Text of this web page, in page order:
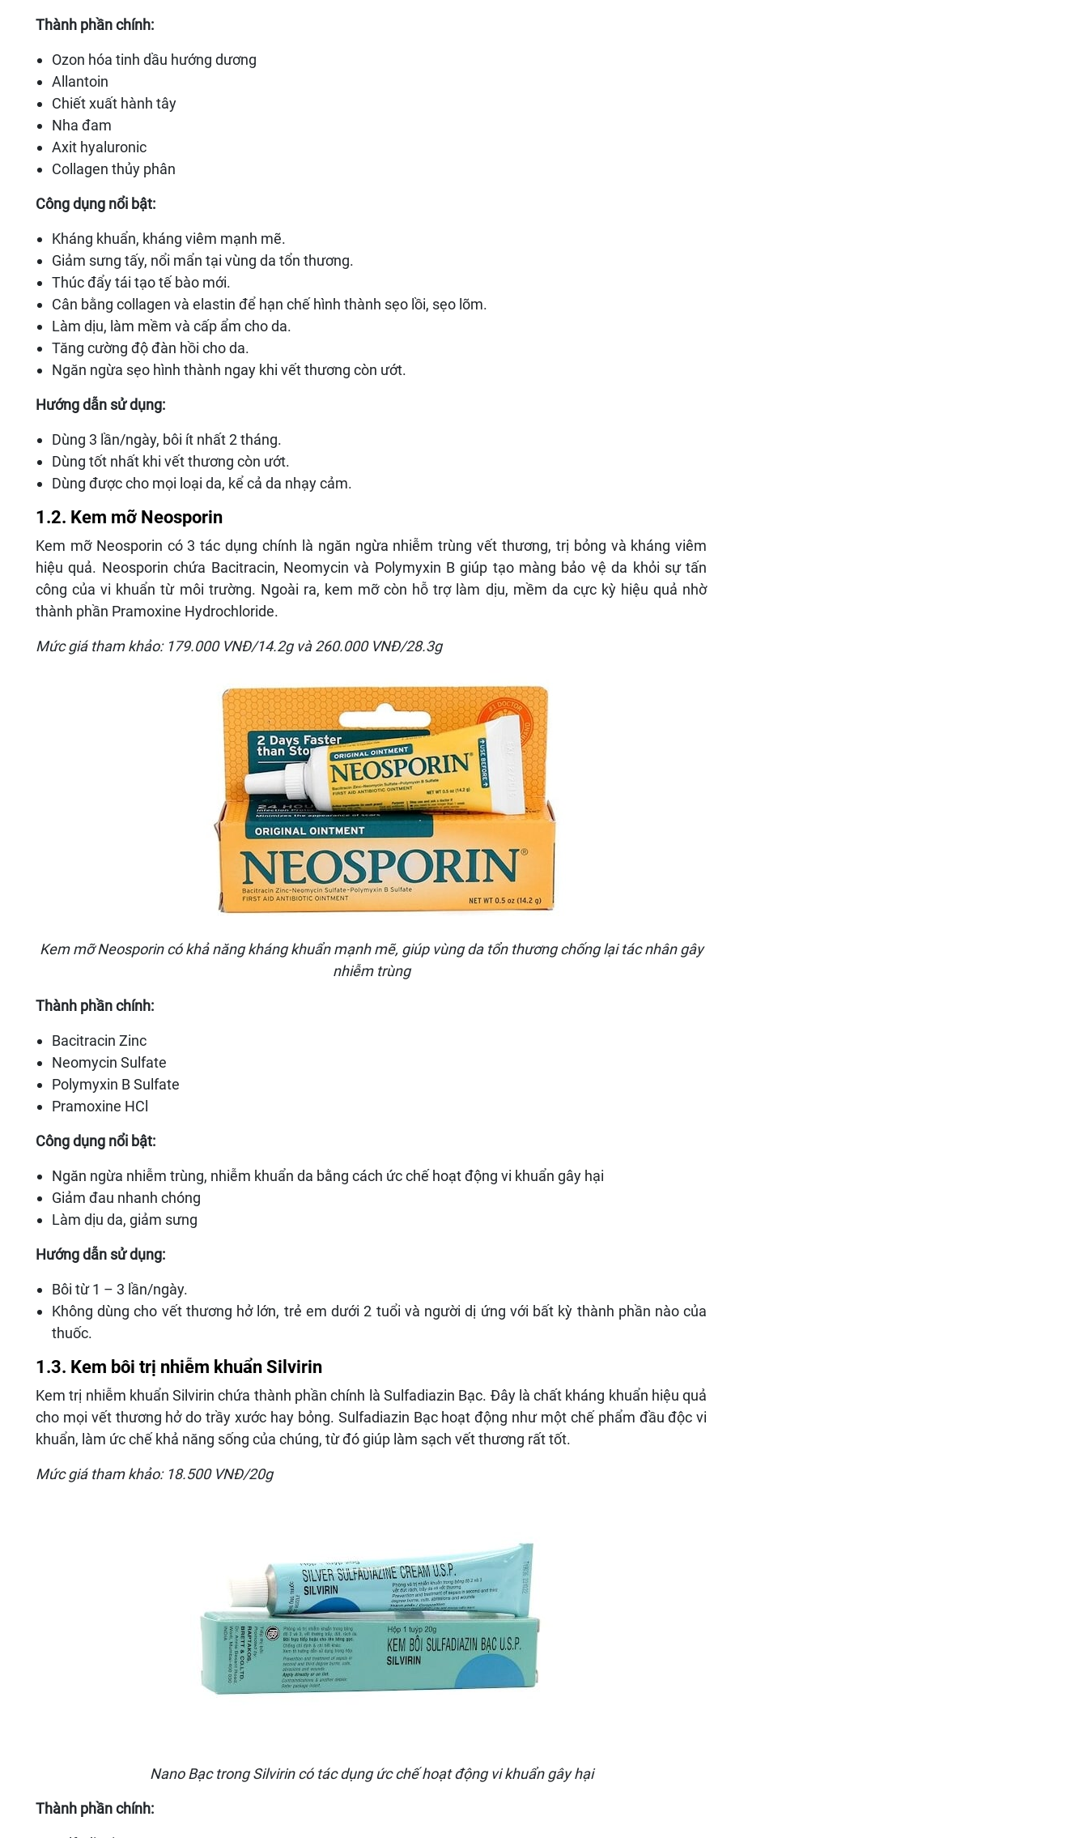
Thành phần chính:
Ozon hóa tinh dầu hướng dương
Allantoin
Chiết xuất hành tây
Nha đam
Axit hyaluronic
Collagen thủy phân
Công dụng nổi bật:
Kháng khuẩn, kháng viêm mạnh mẽ.
Giảm sưng tấy, nổi mẩn tại vùng da tổn thương.
Thúc đẩy tái tạo tế bào mới.
Cân bằng collagen và elastin để hạn chế hình thành sẹo lồi, sẹo lõm.
Làm dịu, làm mềm và cấp ẩm cho da.
Tăng cường độ đàn hồi cho da.
Ngăn ngừa sẹo hình thành ngay khi vết thương còn ướt.
Hướng dẫn sử dụng:
Dùng 3 lần/ngày, bôi ít nhất 2 tháng.
Dùng tốt nhất khi vết thương còn ướt.
Dùng được cho mọi loại da, kể cả da nhạy cảm.
1.2. Kem mỡ Neosporin
Kem mỡ Neosporin có 3 tác dụng chính là ngăn ngừa nhiễm trùng vết thương, trị bỏng và kháng viêm
hiệu quả. Neosporin chứa Bacitracin, Neomycin và Polymyxin B giúp tạo màng bảo vệ da khỏi sự tấn
công của vi khuẩn từ môi trường. Ngoài ra, kem mỡ còn hỗ trợ làm dịu, mềm da cực kỳ hiệu quả nhờ
thành phần Pramoxine Hydrochloride.
Mức giá tham khảo: 179.000 VNĐ/14.2g và 260.000 VNĐ/28.3g
Kem mỡ Neosporin có khả năng kháng khuẩn mạnh mẽ, giúp vùng da tổn thương chống lại tác nhân gây
nhiễm trùng
Thành phần chính:
Bacitracin Zinc
Neomycin Sulfate
Polymyxin B Sulfate
Pramoxine HCl
Công dụng nổi bật:
Ngăn ngừa nhiễm trùng, nhiễm khuẩn da bằng cách ức chế hoạt động vi khuẩn gây hại
Giảm đau nhanh chóng
Làm dịu da, giảm sưng
Hướng dẫn sử dụng:
Bôi từ 1 – 3 lần/ngày.
Không dùng cho vết thương hở lớn, trẻ em dưới 2 tuổi và người dị ứng với bất kỳ thành phần nào của
thuốc.
1.3. Kem bôi trị nhiễm khuẩn Silvirin
Kem trị nhiễm khuẩn Silvirin chứa thành phần chính là Sulfadiazin Bạc. Đây là chất kháng khuẩn hiệu quả
cho mọi vết thương hở do trầy xước hay bỏng. Sulfadiazin Bạc hoạt động như một chế phẩm đầu độc vi
khuẩn, làm ức chế khả năng sống của chúng, từ đó giúp làm sạch vết thương rất tốt.
Mức giá tham khảo: 18.500 VNĐ/20g
Nano Bạc trong Silvirin có tác dụng ức chế hoạt động vi khuẩn gây hại
Thành phần chính: